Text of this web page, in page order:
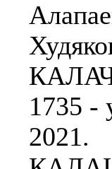
1735 -
2021.